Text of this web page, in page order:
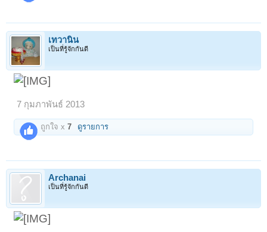
เทวานิน
เป็นที่รู้จักกันดี
7 กุมภาพันธ์ 2013
ถูกใจ x7 ดูรายการ
Archanai
เป็นที่รู้จักกันดี